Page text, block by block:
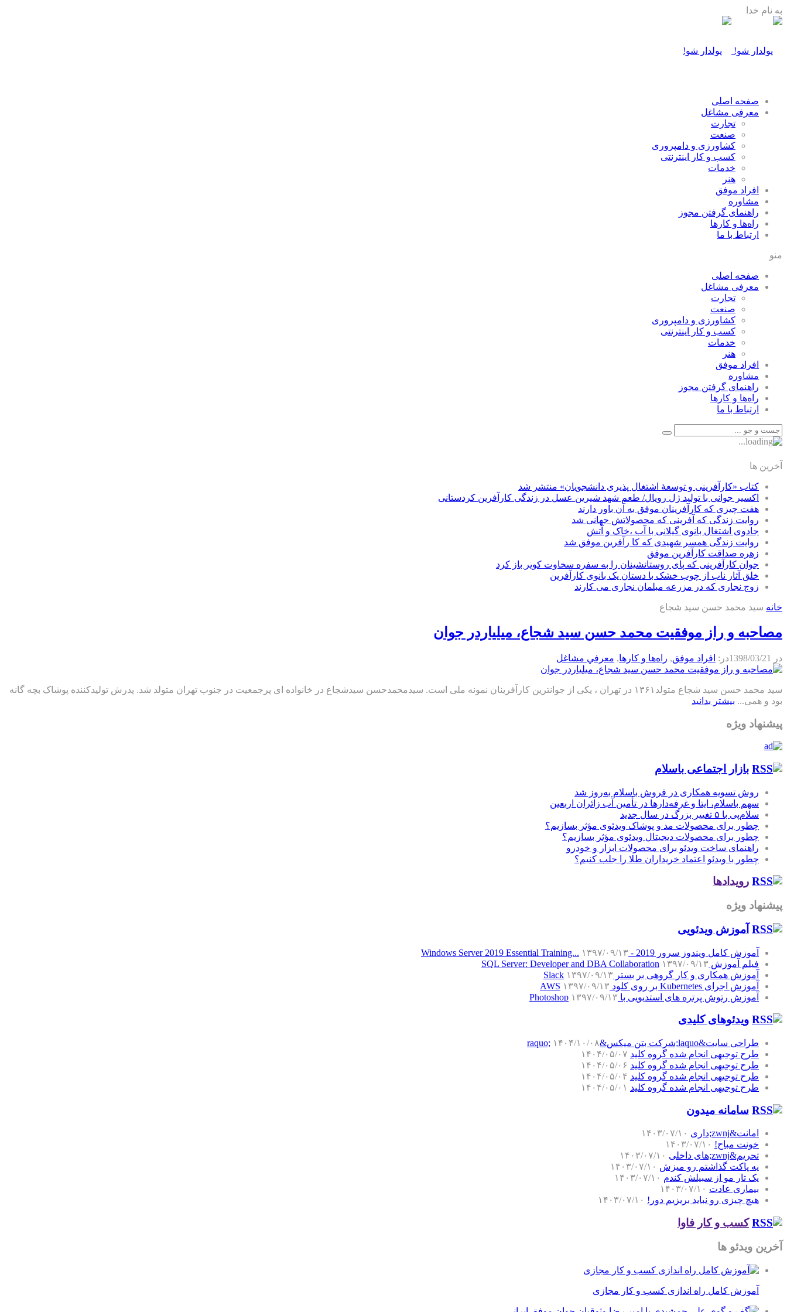
به نام خدا
صفحه اصلی
معرفی مشاغل
تجارت
صنعت
كشاورزی و دامپروری
كسب و كار اينترنتی
خدمات
هنر
افراد موفق
مشاوره
راهنمای گرفتن مجوز
راه‌ها و كارها
ارتباط با ما
منو
صفحه اصلی
معرفی مشاغل
تجارت
صنعت
كشاورزی و دامپروری
كسب و كار اينترنتی
خدمات
هنر
افراد موفق
مشاوره
راهنمای گرفتن مجوز
راه‌ها و كارها
ارتباط با ما
آخرین ها
کتاب «کارآفرینی و توسعۀ اشتغال پذیری دانشجویان» منتشر شد
اکسیر جوانی با تولید ژل رویال/ طعم شهد شیرین عسل‌ در زندگی کارآفرین کردستانی
هفت چیزی که کارآفرینان موفق به آن باور دارند
روایت زندگی که آفرینی که محصولاتش جهانی شد
جادوی اشتغال بانوی گیلانی با آب ،خاک و آتش
روایت زندگی همسر شهیدی که کا رآفرین موفق شد
زهره صداقت کارآفرین موفق
جوان کارآفرینی که پای روستانشینان را به سفره سخاوت کویر باز کرد
خلق آثار ناب از چوب خشک با دستان یک بانوی کارآفرین
زوج نجاری که در مزرعه مبلمان نجاری می کارند
خانه سید محمد حسن سید شجاع
مصاحبه و راز موفقیت محمد حسن سید شجاع، میلیاردر جوان
در 1398/03/21در: افراد موفق, راه‌ها و كارها, معرفي مشاغل
سید محمد حسن سید شجاع متولد۱۳۶۱ در تهران ، یکی از جوانترین کارآفرینان نمونه ملی است. سیدمحمدحسن سیدشجاع در خانواده ای پرجمعیت در جنوب تهران متولد شد. پدرش تولیدکننده پوشاک بچه گانه
بود و همی... بیشتر بدانید
پیشنهاد ویژه
بازار اجتماعی باسلام
روش تسویه همکاری در فروش باسلام به‌روز شد
سهم باسلام، ایتا و غرفه‌دارها در تأمین آب زائران اربعین
سلام‌پی با ۵ تغییر بزرگ در سال جدید
چطور برای محصولات مد و پوشاک ویدئوی مؤثر بسازیم؟
چطور برای محصولات دیجیتال ویدئوی مؤثر بسازیم؟
راهنمای ساخت ویدئو برای محصولات ابزار و خودرو
چطور با ویدئو اعتماد خریداران طلا را جلب کنیم؟
رویدادها
پیشنهاد ویژه
آموزش‌ ویدئویی
آموزش کامل ویندوز سرور 2019 - Windows Server 2019 Essential Training...
۱۳۹۷/۰۹/۱۳
فیلم آموزش SQL Server: Developer and DBA Collaboration ۱۳۹۷/۰۹/۱۳
آموزش همکاری و کار گروهی بر بستر Slack ۱۳۹۷/۰۹/۱۳
آموزش اجرای Kubernetes بر روی کلود AWS
۱۳۹۷/۰۹/۱۳
آموزش رتوش پرتره های استدیویی با Photoshop ۱۳۹۷/۰۹/۱۳
ویدئوهای کلیدی
طراحی سایت&laquo;شرکت بتن میکس&raquo;
۱۴۰۴/۱۰/۰۸
طرح توجیهی انجام شده گروه کلید ۱۴۰۴/۰۵/۰۷
طرح توجیهی انجام شده گروه کلید ۱۴۰۴/۰۵/۰۶
طرح توجیهی انجام شده گروه کلید ۱۴۰۴/۰۵/۰۴
طرح توجیهی انجام شده گروه کلید ۱۴۰۴/۰۵/۰۱
سامانه میدون
امانت&zwnj;داری
۱۴۰۳/۰۷/۱۰
خونت مباح! ۱۴۰۳/۰۷/۱۰
تحریم&zwnj;های داخلی
۱۴۰۳/۰۷/۱۰
یه پاکت گذاشتم رو میزش ۱۴۰۳/۰۷/۱۰
یک تار مو از سبیلش کندم ۱۴۰۳/۰۷/۱۰
بیماری عادت ۱۴۰۳/۰۷/۱۰
هیچ چیزی رو نباید بریزیم دور! ۱۴۰۳/۰۷/۱۰
کسب و کار فاوا
آخرین ویدئو ها
آموزش کامل راه اندازی کسب و کار مجازی